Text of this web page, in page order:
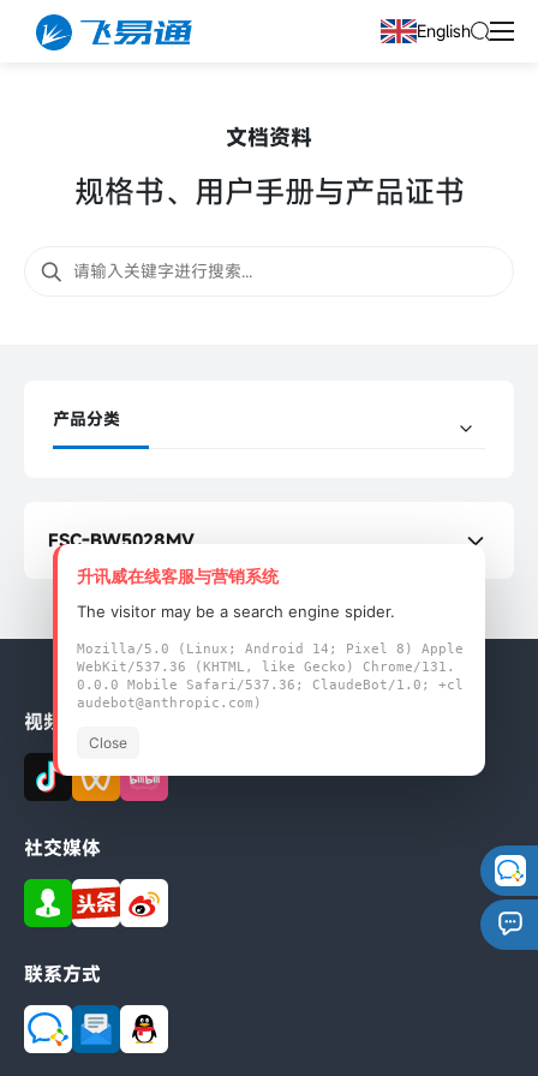
English
文档资料
规格书、用户手册与产品证书
产品分类
FSC-BW5028MV
视频动态
社交媒体
联系方式
升讯威在线客服与营销系统
The visitor may be a search engine spider.
Mozilla/5.0 (Linux; Android 14; Pixel 8) Apple
WebKit/537.36 (KHTML, like Gecko) Chrome/131.
0.0.0 Mobile Safari/537.36; ClaudeBot/1.0; +cl
audebot@anthropic.com)
Close